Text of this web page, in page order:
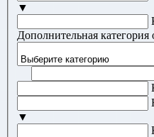
▼
Дополнительная категория
▼